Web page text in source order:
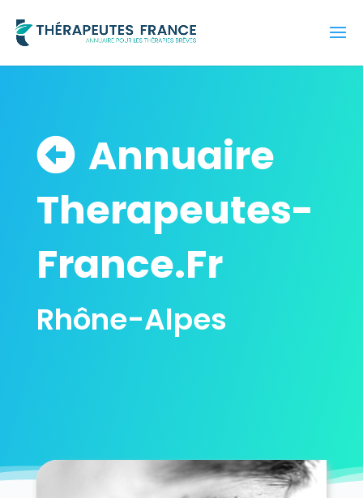
Annuaire
Therapeutes-
France.Fr
Rhône-Alpes